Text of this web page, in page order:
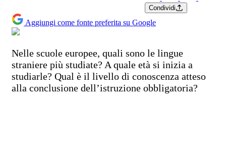
Condividi
Aggiungi come fonte preferita su Google
Nelle scuole europee, quali sono le lingue
straniere più studiate? A quale età si inizia a
studiarle? Qual è il livello di conoscenza atteso
alla conclusione dell’istruzione obbligatoria?